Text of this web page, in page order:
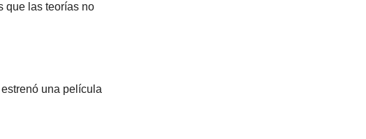
que las teorías no
una película